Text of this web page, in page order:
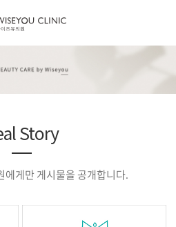
Story
에게만 게시물을 공개합니다.